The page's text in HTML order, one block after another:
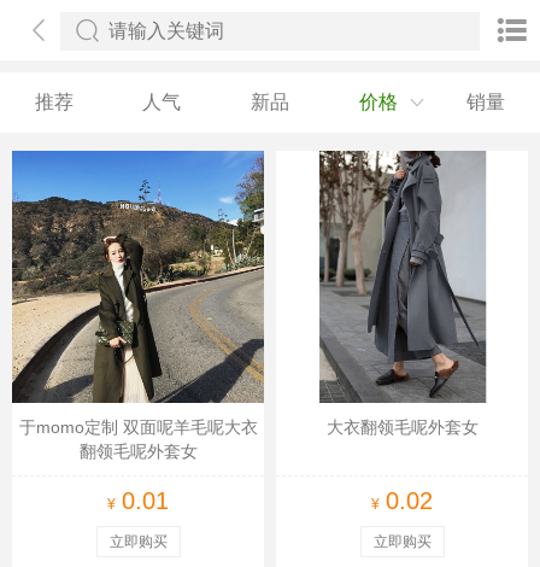
推荐 人气 新品 价格 销量
于momo定制 双面呢羊毛呢大衣
翻领毛呢外套女
¥ 0.01
立即购买
大衣翻领毛呢外套女
¥ 0.02
立即购买